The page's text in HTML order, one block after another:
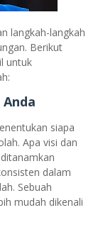
langkah-langkah
Berikut
untuk
siapa
Apa visi dan
dalam
Sebuah
mudah dikenali